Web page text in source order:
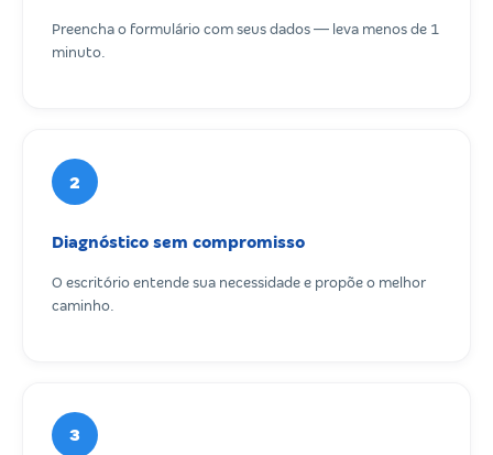
Preencha o formulário com seus dados — leva menos de 1
minuto.
2
Diagnóstico sem compromisso
O escritório entende sua necessidade e propõe o melhor
caminho.
3